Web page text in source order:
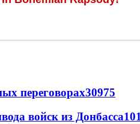
переговорах30975
войск из Донбасса